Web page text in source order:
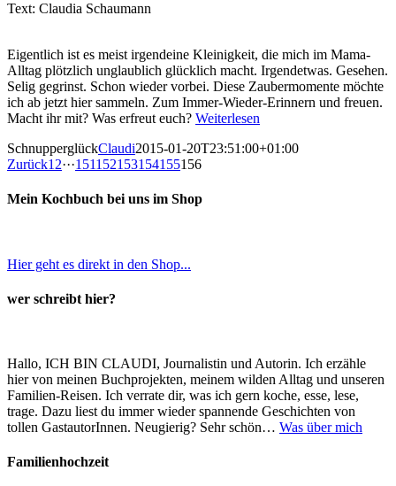
Text: Claudia Schaumann
Eigentlich ist es meist irgendeine Kleinigkeit, die mich im Mama-
Alltag plötzlich unglaublich glücklich macht. Irgendetwas. Gesehen.
Selig gegrinst. Schon wieder vorbei. Diese Zaubermomente möchte
ich ab jetzt hier sammeln. Zum Immer-Wieder-Erinnern und freuen.
Macht ihr mit? Was erfreut euch? Weiterlesen
SchnupperglückClaudi2015-01-20T23:51:00+01:00
Zurück1 2···151152153154155156
Mein Kochbuch bei uns im Shop
Hier geht es direkt in den Shop...
wer schreibt hier?
Hallo, ICH BIN CLAUDI, Journalistin und Autorin. Ich erzähle
hier von meinen Buchprojekten, meinem wilden Alltag und unseren
Familien-Reisen. Ich verrate dir, was ich gern koche, esse, lese,
trage. Dazu liest du immer wieder spannende Geschichten von
tollen GastautorInnen. Neugierig? Sehr schön… Was über mich
Familienhochzeit